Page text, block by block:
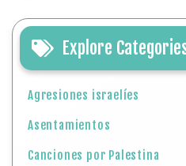
Explore
Agresiones israelíes
Asentamientos
Canciones por Palestina